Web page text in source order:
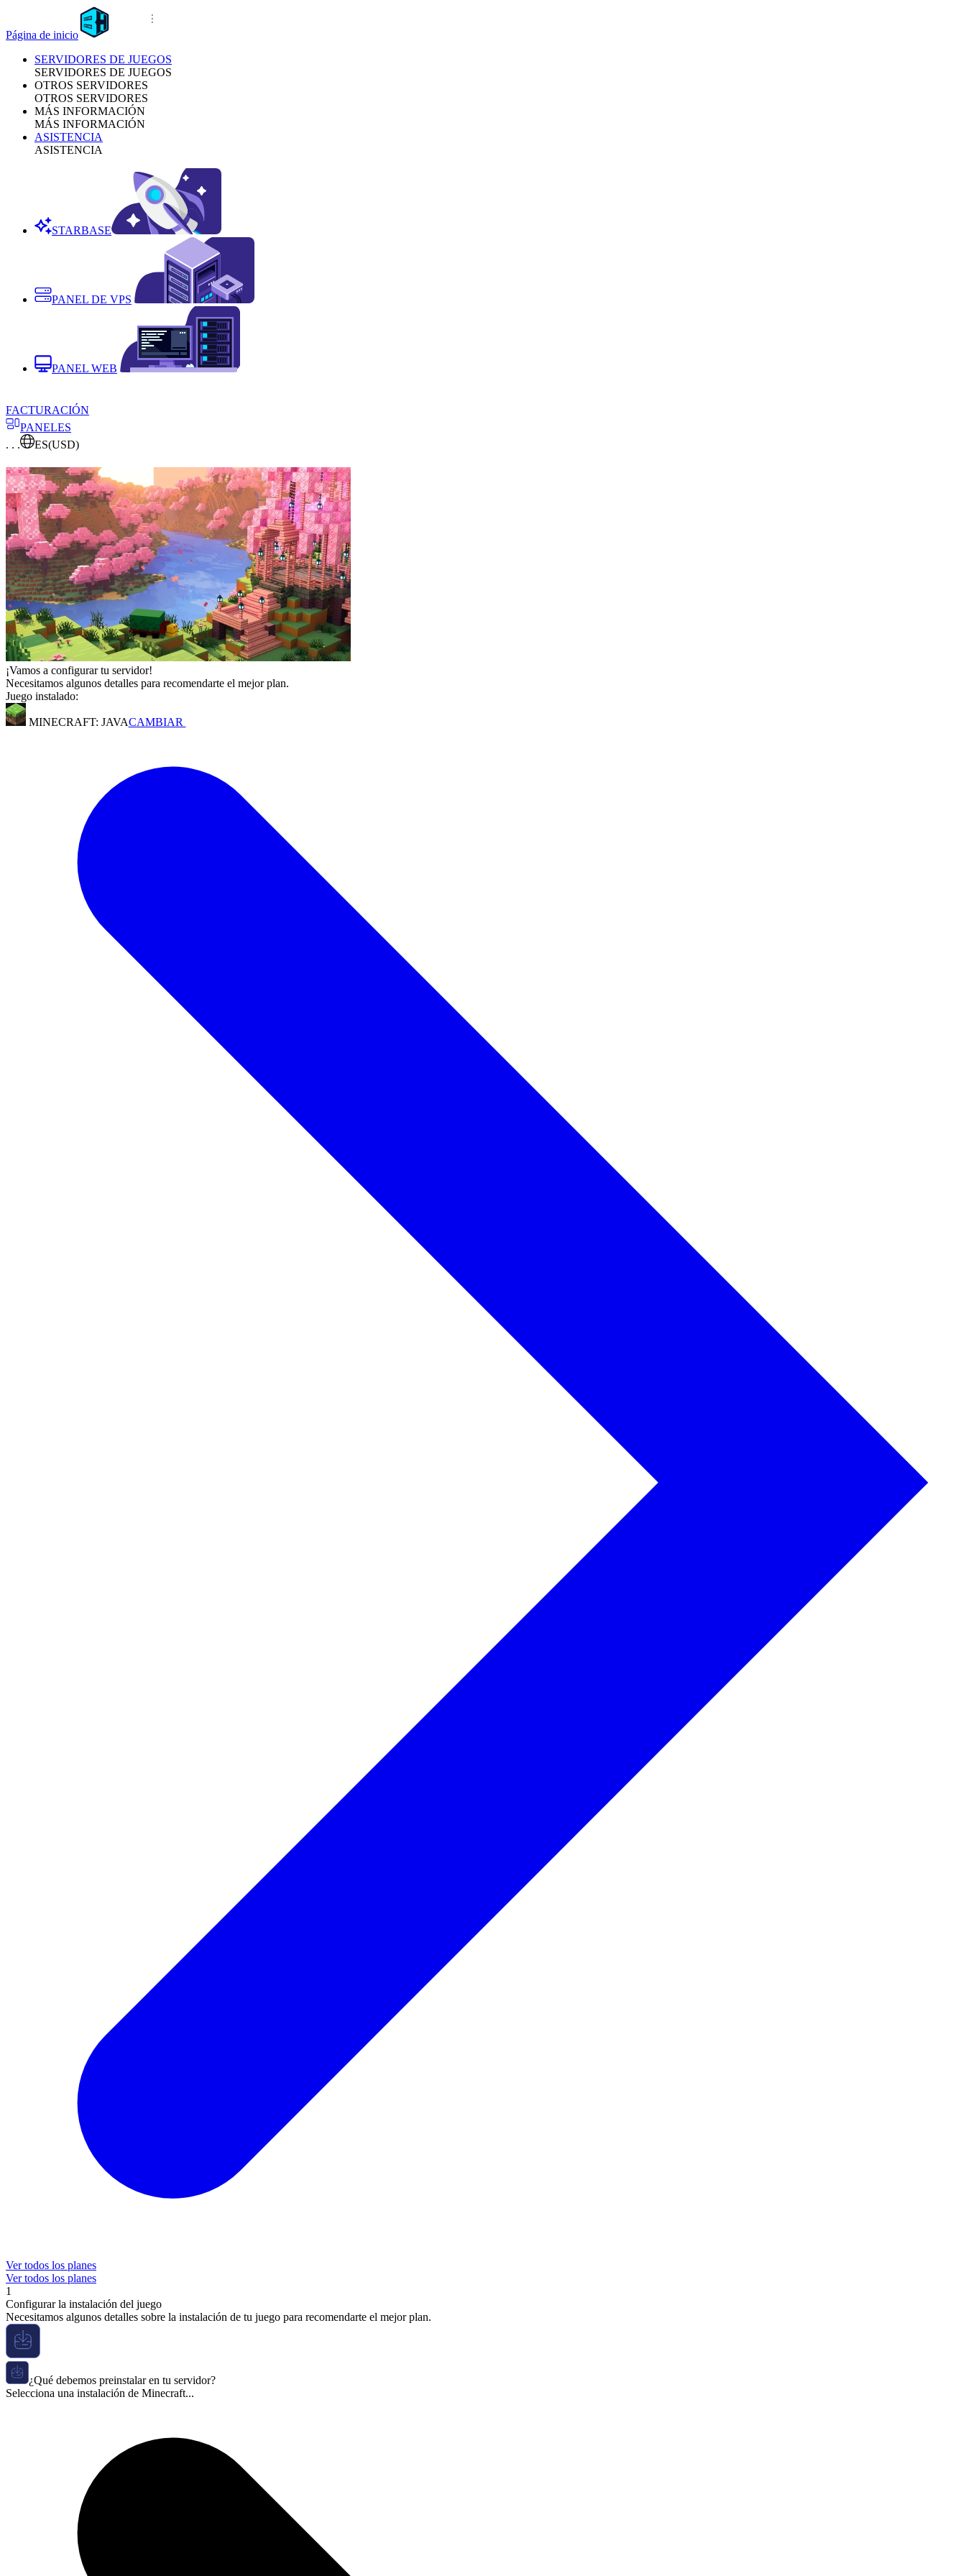
Página de inicio
SERVIDORES DE JUEGOS
SERVIDORES DE JUEGOS
OTROS SERVIDORES
OTROS SERVIDORES
MÁS INFORMACIÓN
MÁS INFORMACIÓN
ASISTENCIA
ASISTENCIA
STARBASE
PANEL DE VPS
PANEL WEB
FACTURACIÓN
PANELES
. . .
ES(USD)
¡Vamos a configurar tu servidor!
Necesitamos algunos detalles para recomendarte el mejor plan.
Juego instalado:
MINECRAFT: JAVACAMBIAR
Ver todos los planes
Ver todos los planes
1
Configurar la instalación del juego
Necesitamos algunos detalles sobre la instalación de tu juego para recomendarte el mejor plan.
¿Qué debemos preinstalar en tu servidor?
Selecciona una instalación de Minecraft...